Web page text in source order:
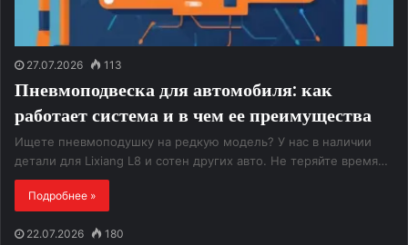
27.07.2026 113
Пневмоподвеска для автомобиля: как
работает система и в чем ее преимущества
Ищете пневмоподушку на редкую модель? У нас в наличии
детали для Lixiang L8 и сотен других авто. Не теряйте время…
Подробнее »
22.07.2026 180